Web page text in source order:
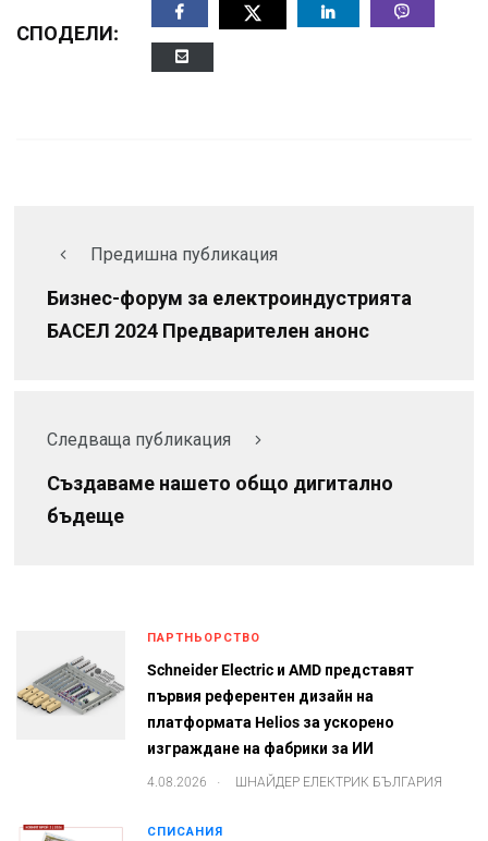
СПОДЕЛИ:
Предишна публикация
Бизнес-форум за електроиндустрията
БАСЕЛ 2024 Предварителен анонс
Следваща публикация
Създаваме нашето общо дигитално
бъдеще
ПАРТНЬОРСТВО
Schneider Electric и AMD представят
първия референтен дизайн на
платформата Helios за ускорено
изграждане на фабрики за ИИ
4.08.2026 . ШНАЙДЕР ЕЛЕКТРИК БЪЛГАРИЯ
СПИСАНИЯ